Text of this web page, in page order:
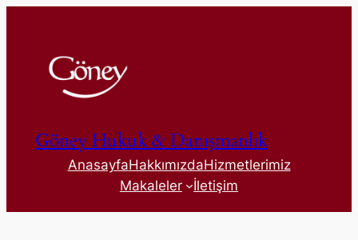
Göney Hukuk & Danışmanlık
AnasayfaHakkımızdaHizmetlerimiz
Makaleler
İletişim